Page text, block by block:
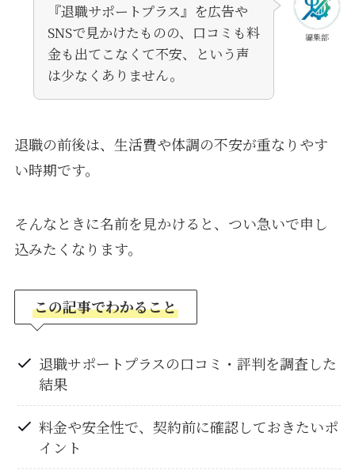
編集部
『退職サポートプラス』を広告や
SNSで見かけたものの、口コミも料
金も出てこなくて不安、という声
は少なくありません。
退職の前後は、生活費や体調の不安が重なりやす
い時期です。
そんなときに名前を見かけると、つい急いで申し
込みたくなります。
この記事でわかること
退職サポートプラスの口コミ・評判を調査した
結果
料金や安全性で、契約前に確認しておきたいポ
イント